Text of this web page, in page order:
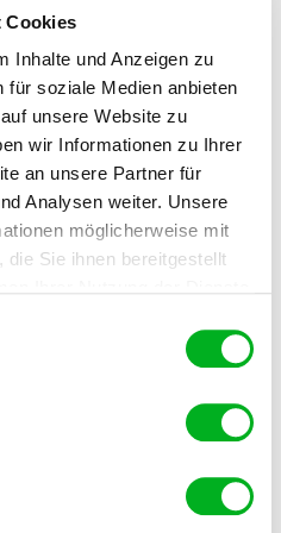
Cookies
Inhalte und Anzeigen zu
für soziale Medien anbieten
unsere Website zu
wir Informationen zu Ihrer
an unsere Partner für
Analysen weiter. Unsere
möglicherweise mit
Sie ihnen bereitgestellt
Daten in
setzt Phosphor und
Phosphor-, Eisen-, Mangan-,
Molybdän hingegen
/ pH Wert").